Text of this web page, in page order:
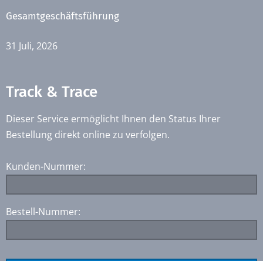
Gesamtgeschäftsführung
31 Juli, 2026
Track & Trace
Dieser Service ermöglicht Ihnen den Status Ihrer
Bestellung direkt online zu verfolgen.
Kunden-Nummer:
Bestell-Nummer: